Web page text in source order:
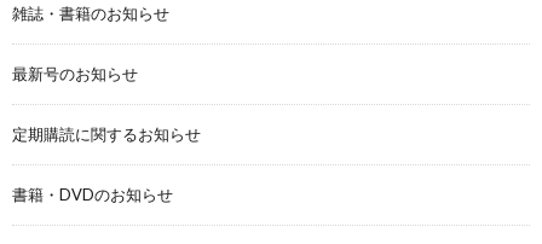
雑誌・書籍のお知らせ
最新号のお知らせ
定期購読に関するお知らせ
書籍・DVDのお知らせ